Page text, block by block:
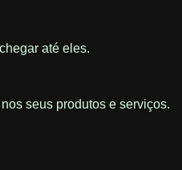
até eles.
seus produtos e serviços.